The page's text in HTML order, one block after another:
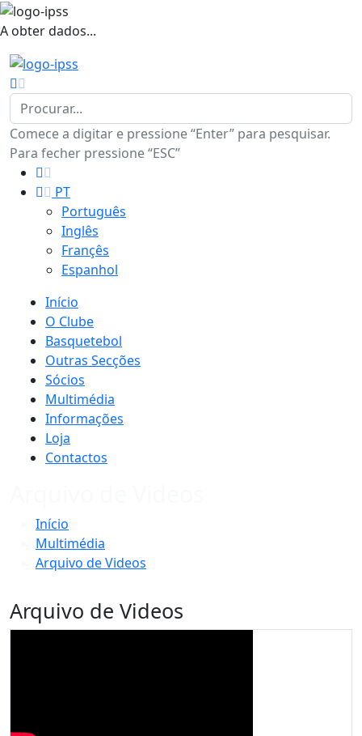
A obter dados...
Comece a digitar e pressione “Enter” para pesquisar.
Para fecher pressione “ESC”
PT
Português
Inglês
Françês
Espanhol
Início
O Clube
Basquetebol
Outras Secções
Sócios
Multimédia
Informações
Loja
Contactos
Início
Multimédia
Arquivo de Videos
Arquivo de Videos